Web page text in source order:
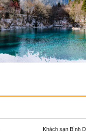
Khách sạn Bình